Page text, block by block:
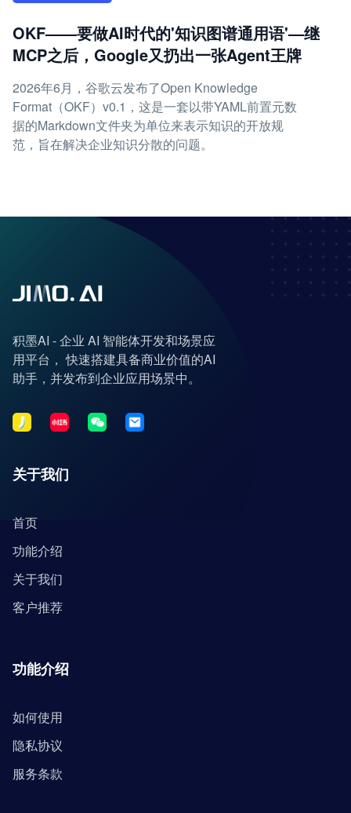
OKF——要做AI时代的'知识图谱通用语'—继
MCP之后，Google又扔出一张Agent王牌
2026年6月，谷歌云发布了Open Knowledge
Format（OKF）v0.1，这是一套以带YAML前置元数
据的Markdown文件夹为单位来表示知识的开放规
范，旨在解决企业知识分散的问题。
积墨AI - 企业 AI 智能体开发和场景应
用平台， 快速搭建具备商业价值的AI
助手，并发布到企业应用场景中。
关于我们
首页
功能介绍
关于我们
客户推荐
功能介绍
如何使用
隐私协议
服务条款